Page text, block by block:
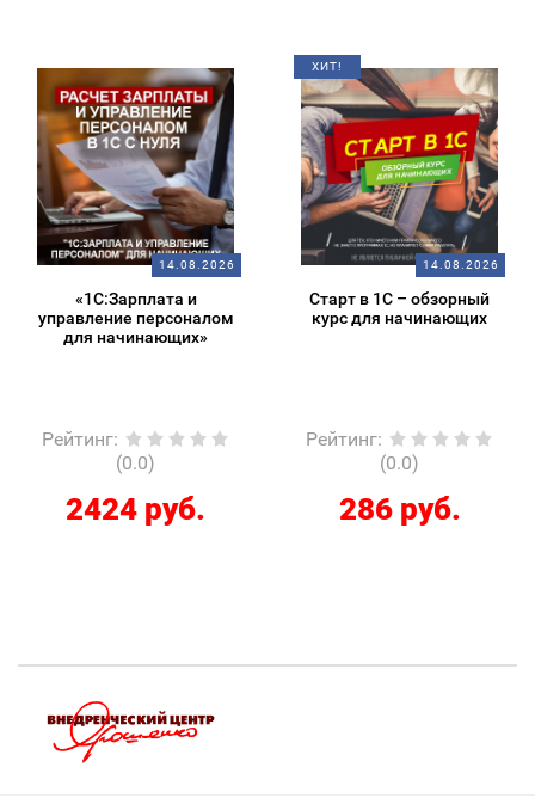
14.08.2026
«1С:Зарплата и
управление персоналом
для начинающих»
Рейтинг:
(0.0)
2424 руб.
ХИТ!
14.08.2026
Старт в 1С – обзорный
курс для начинающих
Рейтинг:
(0.0)
286 руб.